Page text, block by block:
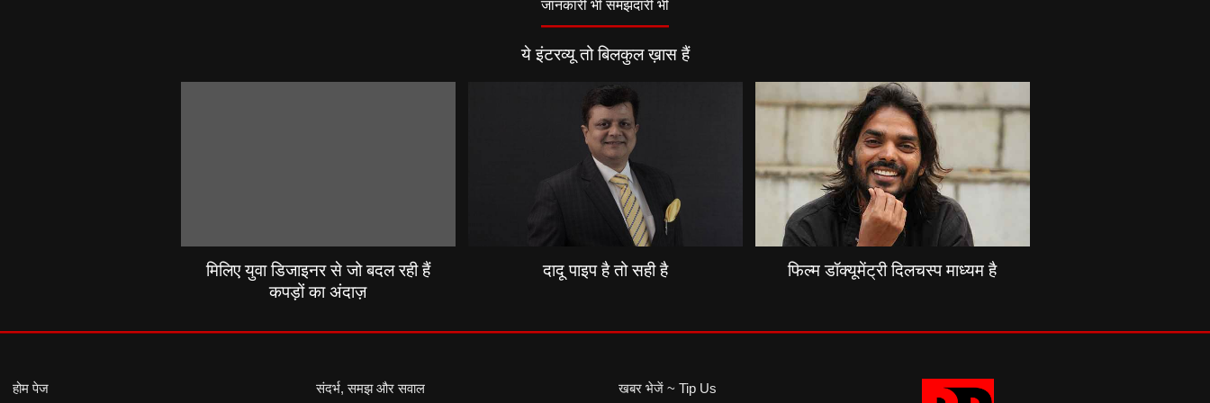
जानकारी भी समझदारी भी
ये इंटरव्यू तो बिलकुल ख़ास हैं
मिलिए युवा डिजाइनर से जो बदल रही हैं
कपड़ों का अंदाज़
दादू पाइप है तो सही है फिल्म डॉक्यूमेंट्री दिलचस्प माध्यम है
होम पेज संदर्भ, समझ और सवाल खबर भेजें ~ Tip Us